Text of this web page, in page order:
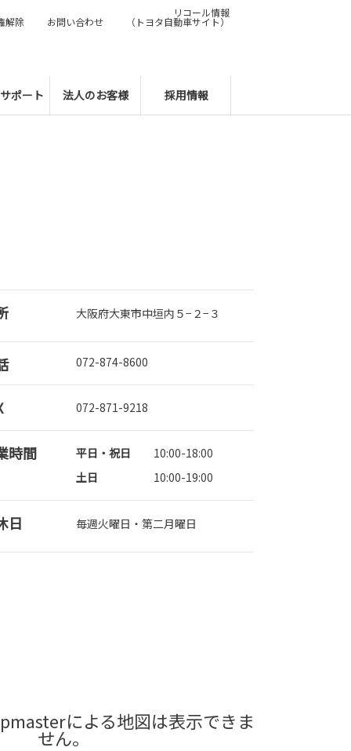
ポート 法人のお客様 採用情報
解除 お問い合わせ
リコール情報
（トヨタ自動車サイト）
大阪府大東市中垣内５−２−３
072-874-8600
072-871-9218
時間 平日・祝日
10:00-18:00
土日
10:00-19:00
日 毎週火曜日・第二月曜日
による地図は表示できま
せん。